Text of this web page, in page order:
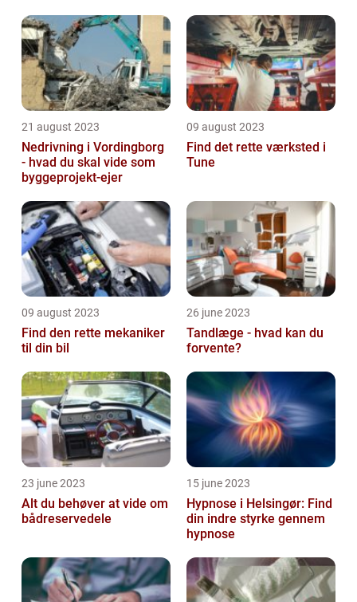
21 august 2023
Nedrivning i Vordingborg
- hvad du skal vide som
byggeprojekt-ejer
09 august 2023
Find det rette værksted i
Tune
09 august 2023
Find den rette mekaniker
til din bil
26 june 2023
Tandlæge - hvad kan du
forvente?
23 june 2023
Alt du behøver at vide om
bådreservedele
15 june 2023
Hypnose i Helsingør: Find
din indre styrke gennem
hypnose